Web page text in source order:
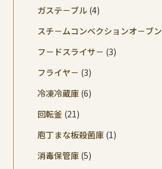
ガステ－ブル (4)
スチ－ムコンベクションオ－ブン
フ－ドスライサ－ (3)
フライヤ－ (3)
冷凍冷蔵庫 (6)
回転釜 (21)
庖丁まな板殺菌庫 (1)
消毒保管庫 (5)